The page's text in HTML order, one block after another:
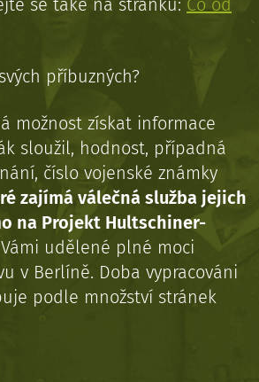
se také na stránku: Co od
příbuzných?
možnost získat informace
sloužil, hodnost, případná
číslo vojenské známky
zajímá válečná služba jejich
na Projekt Hultschiner-
udělené plné moci
v Berlíně. Doba vypracováni
podle množství stránek